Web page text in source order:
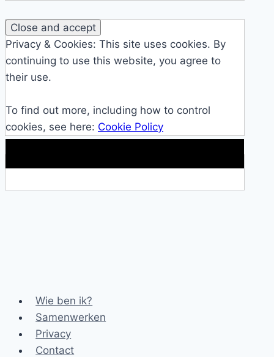
Privacy & Cookies: This site uses cookies. By
continuing to use this website, you agree to
their use.
To find out more, including how to control
cookies, see here: Cookie Policy
Wie ben ik?
Samenwerken
Privacy
Contact